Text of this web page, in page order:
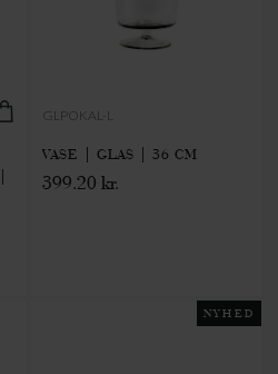
GLPOKAL-L
VASE | GLAS | 36 CM
399.20 kr.
NYHED